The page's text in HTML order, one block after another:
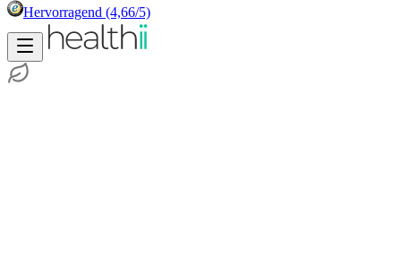
Hervorragend (4,66/5)